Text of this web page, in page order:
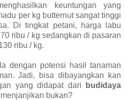
keuntungan yang
per kg butternutsangat tinggi
Di tingkat petani, harga labu
ribu / kg sedangkan di pasaran
ribu / kg.
dengan potensi hasil tanaman
Jadi, bisa dibayangkan kan
yang didapat dari
budidaya
bukan?